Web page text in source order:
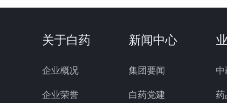
关于白药
企业概况
企业荣誉
新闻中心
集团要闻
白药党建 药